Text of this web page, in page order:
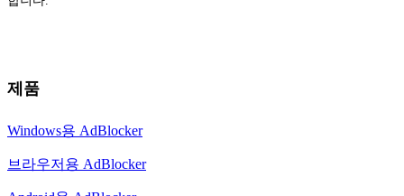
제품
Windows용 AdBlocker
브라우저용 AdBlocker